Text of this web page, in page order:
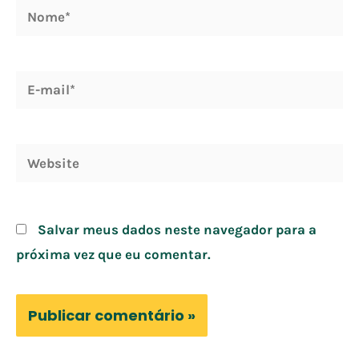
Nome*
Website
Salvar meus dados neste navegador para a
próxima vez que eu comentar.